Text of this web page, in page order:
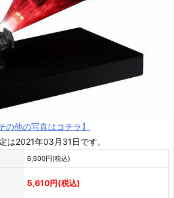
その他の写真はコチラ】
は2021年03月31日です。
6,600円(税込)
5,610円(税込)